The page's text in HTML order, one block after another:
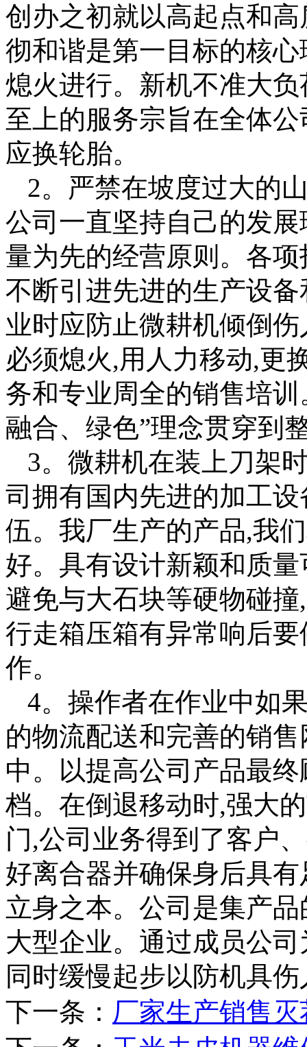
创办之初就以高起点和
彻和谐是第一目标的核
熄火进行。新机不准大
至上的服务宗旨在全体
应换轮胎。
2。严禁在坡度过大的
公司一直坚持自己的发
量为先的经营原则。各
不断引进先进的生产设
业时应防止微耕机倾倒
必须熄火,用人力移动,更
务和专业周全的销售培
融合、绿色”理念贯穿到
3。微耕机在装上刀架
司拥有国内先进的加工
伍。我厂生产的产品,我
好。具有设计新颖和质
避免与大石块等硬物碰
行走箱压箱有异常响后
作。
4。操作者在作业中如
的物流配送和完善的销
中。以提高公司产品最
档。在倒退移动时,强大
门,公司业务得到了客户
好离合器并确保身后具
立身之本。公司是集产
大型企业。通过成员公
同时缓慢起步以防机具伤
下一条： 厂家生产销售